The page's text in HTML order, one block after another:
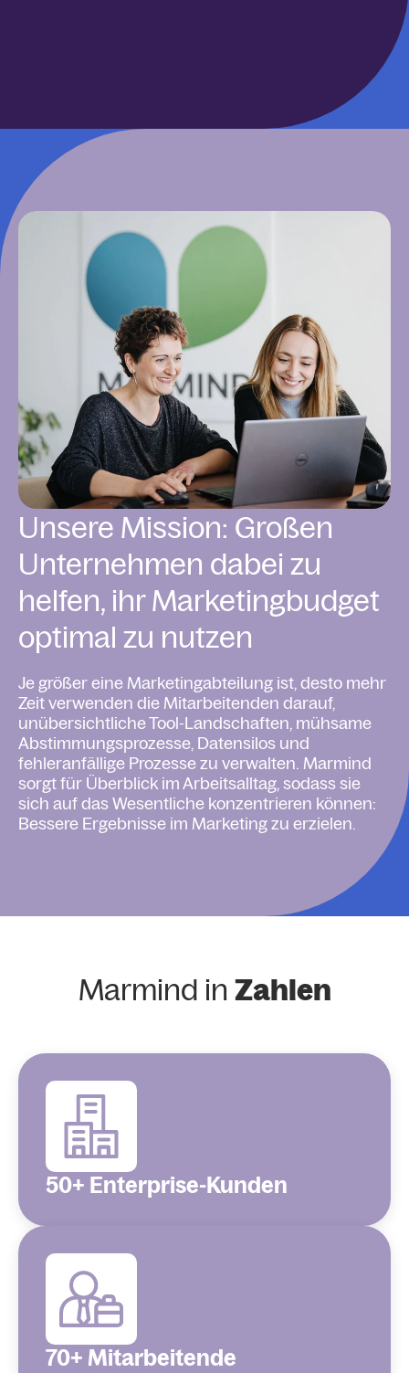
Unsere Mission: Großen
Unternehmen dabei zu
helfen, ihr Marketingbudget
optimal zu nutzen
Je größer eine Marketingabteilung ist, desto mehr
Zeit verwenden die Mitarbeitenden darauf,
unübersichtliche Tool-Landschaften, mühsame
Abstimmungsprozesse, Datensilos und
fehleranfällige Prozesse zu verwalten. Marmind
sorgt für Überblick im Arbeitsalltag, sodass sie
sich auf das Wesentliche konzentrieren können:
Bessere Ergebnisse im Marketing zu erzielen.
Marmind in Zahlen
50+ Enterprise-Kunden
70+ Mitarbeitende